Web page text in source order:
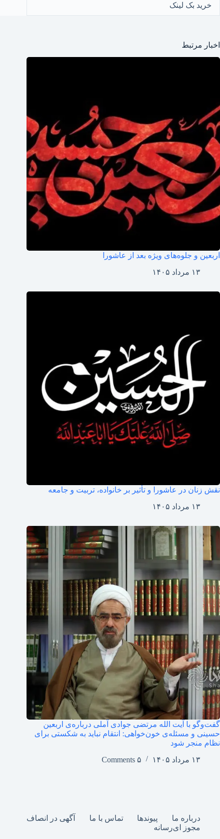
خرید بک لینک
اخبار مرتبط
اربعین و جلوه‌های ویژه بعد از عاشورا
۱۳ مرداد ۱۴۰۵
نقش زنان در عاشورا و تأثیر بر خانواده، تربیت و جامعه
۱۳ مرداد ۱۴۰۵
گفت‌وگو با آیت الله مرتضی جوادی آملی درباره‌ی اربعین
حسینی و مسئله‌ی خون‌خواهی: انتقام نباید به شکستی برای
نظام منجر شود
۱۳ مرداد ۱۴۰۵
۵ Comments
درباره ما پیوندها تماس با ما
آگهی در انصاف
مجوز ای‌رسانه